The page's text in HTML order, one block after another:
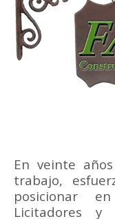
En veinte
trabajo,
posicionar
Licitadores y